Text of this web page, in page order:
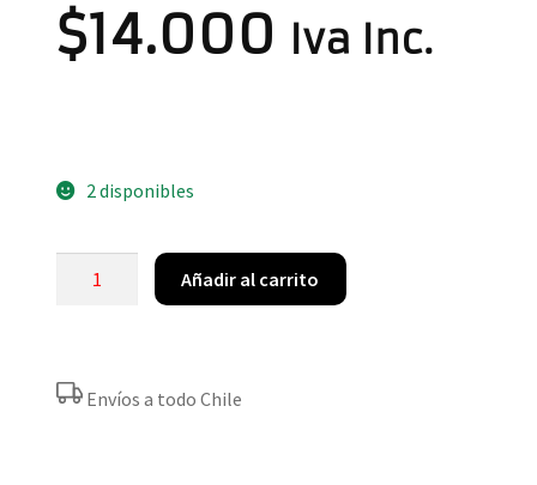
$14.000 Iva Inc.
2 disponibles
Añadir al carrito
Envíos a todo Chile